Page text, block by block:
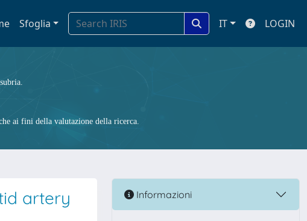
Sfoglia IT LOGIN
ai fini della valutazione della ricerca.
artery
Informazioni